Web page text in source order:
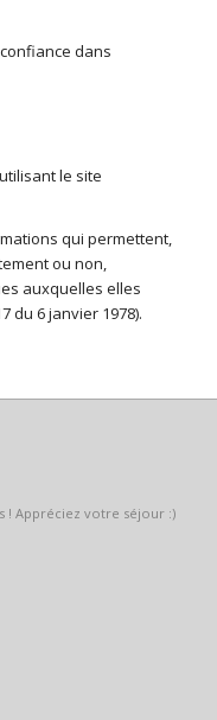
dans
le site
qui permettent,
ou non,
auxquelles elles
du 6 janvier 1978).
! Appréciez votre séjour :)